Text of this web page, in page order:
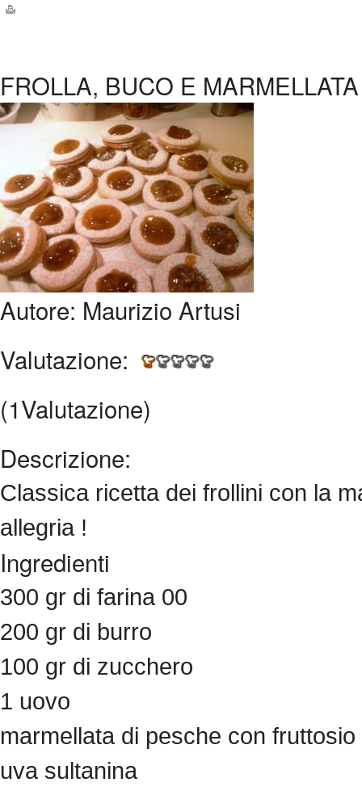
FROLLA, BUCO E MARMELLATA
Autore: Maurizio Artusi
Valutazione:
(1Valutazione)
Descrizione:
Classica ricetta dei frollini con la
allegria !
Ingredienti
300 gr di farina 00
200 gr di burro
100 gr di zucchero
1 uovo
marmellata di pesche con fruttosio
uva sultanina